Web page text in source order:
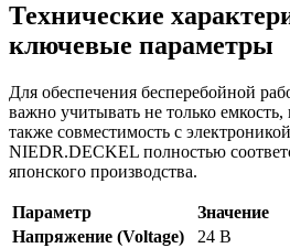
Технические
ключевые параметры
Для обеспечения бесперебойной
важно учитывать не только
также совместимость с
NIEDR.DECKEL полностью
японского производства.
Параметр
Значение
Напряжение (Voltage)
24 В